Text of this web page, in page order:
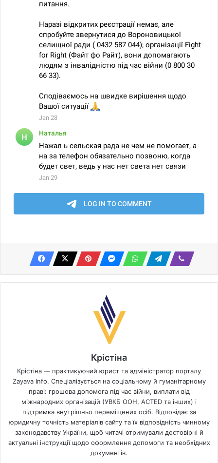
Крістіна
Крістіна — практикуючий юрист та адміністратор порталу
Zayava Info. Спеціалізується на соціальному й гуманітарному
праві: грошова допомога під час війни, виплати від
міжнародних організацій (УВКБ ООН, ACTED та інших) і
підтримка внутрішньо переміщених осіб. Відповідає за
юридичну точність матеріалів сайту та їх відповідність чинному
законодавству України, щоб читачі отримували достовірні й
актуальні інструкції щодо оформлення допомоги та необхідних
документів.